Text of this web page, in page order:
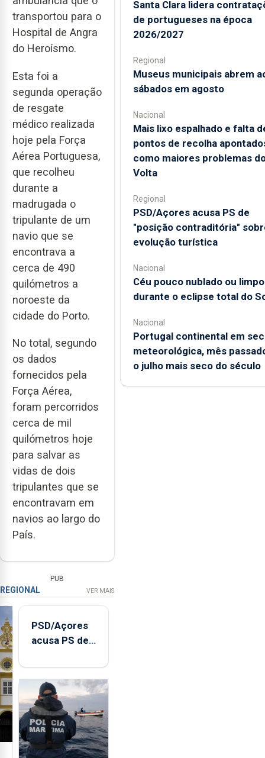
transportou para o
Hospital de Angra
do Heroísmo.
Esta foi a
segunda operação
de resgate
médico realizada
hoje pela Força
Aérea Portuguesa,
que recolheu
durante a
madrugada o
tripulante de um
navio que se
encontrava a
cerca de 490
quilómetros a
noroeste da
cidade do Porto.
No total, segundo
os dados
fornecidos pela
Força Aérea,
foram percorridos
cerca de mil
quilómetros hoje
para salvar as
vidas de dois
tripulantes que se
encontravam em
navios ao largo do
País.
PUB
REGIONAL VER MAIS
PSD/Açores
acusa PS de
contraditória"
sobre
evolução
turística
Santa Clara lidera
de portugueses na época
2026/2027
Regional
Museus municipais abrem
sábados em agosto
Nacional
Mais lixo espalhado e falta
pontos de recolha
como maiores problemas
Volta
Regional
PSD/Açores acusa PS de
"posição contraditória"
evolução turística
Nacional
Céu pouco nublado ou limpo
durante o eclipse total do
Nacional
Portugal continental em
meteorológica, mês
o julho mais seco do século